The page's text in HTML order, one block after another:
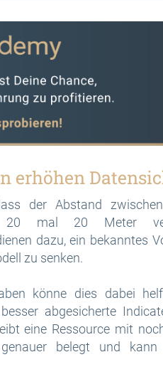
erhöhen
der Abstand
20 mal 20 Meter
dazu, ein bekanntes
zu senken.
könne dies dabei
abgesicherte
eine Ressource mit
belegt und